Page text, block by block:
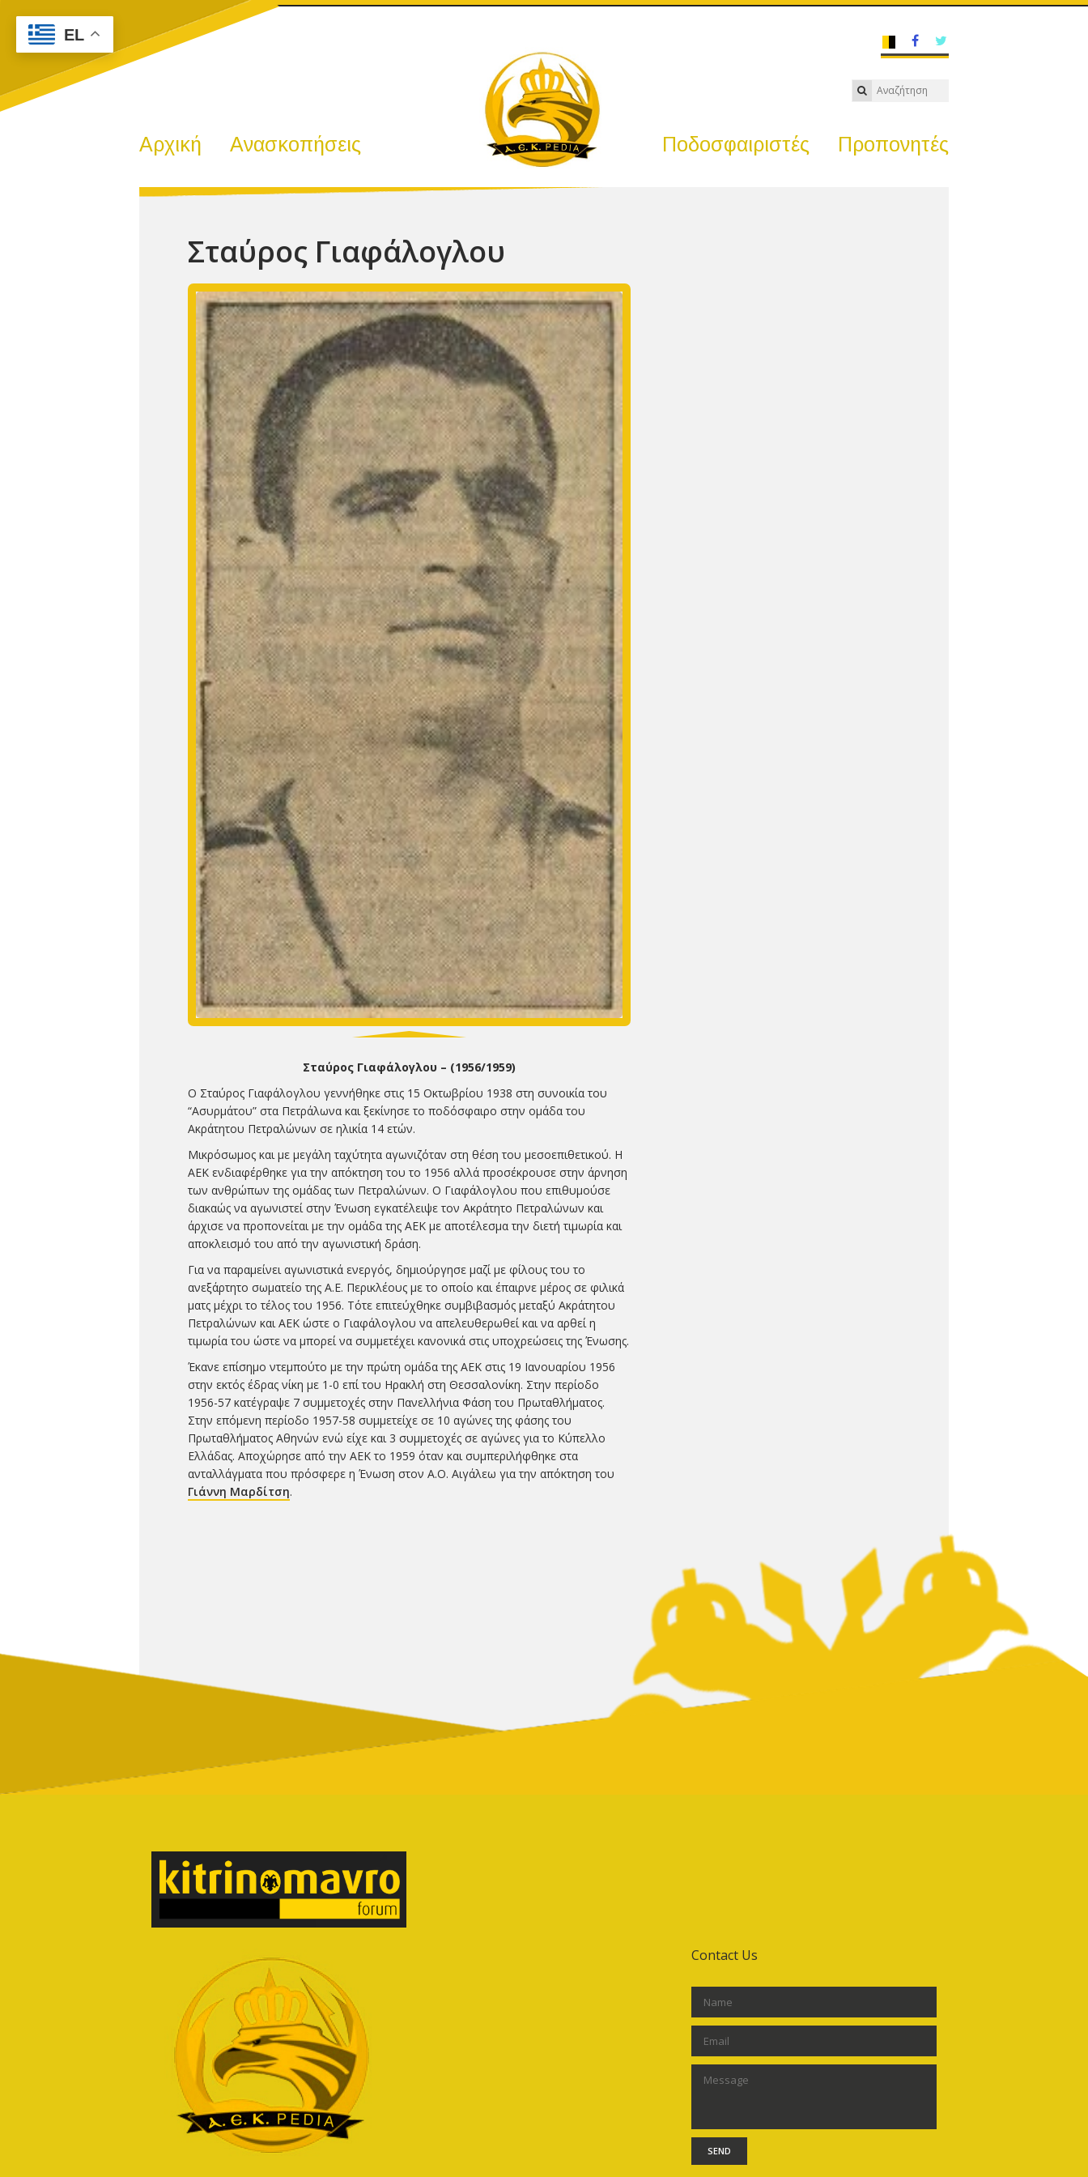
Αρχική Ανασκοπήσεις Προπονητές
Ποδοσφαιριστές
Σταύρος Γιαφάλογλου
Σταύρος Γιαφάλογλου – (1956/1959)
Ο Σταύρος Γιαφάλογλου γεννήθηκε στις 15 Οκτωβρίου 1938 στη συνοικία του
“Ασυρμάτου” στα Πετράλωνα και ξεκίνησε το ποδόσφαιρο στην ομάδα του
Ακράτητου Πετραλώνων σε ηλικία 14 ετών.
Μικρόσωμος και με μεγάλη ταχύτητα αγωνιζόταν στη θέση του μεσοεπιθετικού. Η
ΑΕΚ ενδιαφέρθηκε για την απόκτηση του το 1956 αλλά προσέκρουσε στην άρνηση
των ανθρώπων της ομάδας των Πετραλώνων. Ο Γιαφάλογλου που επιθυμούσε
διακαώς να αγωνιστεί στην Ένωση εγκατέλειψε τον Ακράτητο Πετραλώνων και
άρχισε να προπονείται με την ομάδα της ΑΕΚ με αποτέλεσμα την διετή τιμωρία και
αποκλεισμό του από την αγωνιστική δράση.
Για να παραμείνει αγωνιστικά ενεργός, δημιούργησε μαζί με φίλους του το
ανεξάρτητο σωματείο της Α.Ε. Περικλέους με το οποίο και έπαιρνε μέρος σε φιλικά
ματς μέχρι το τέλος του 1956. Τότε επιτεύχθηκε συμβιβασμός μεταξύ Ακράτητου
Πετραλώνων και ΑΕΚ ώστε ο Γιαφάλογλου να απελευθερωθεί και να αρθεί η
τιμωρία του ώστε να μπορεί να συμμετέχει κανονικά στις υποχρεώσεις της Ένωσης.
Έκανε επίσημο ντεμπούτο με την πρώτη ομάδα της ΑΕΚ στις 19 Ιανουαρίου 1956
στην εκτός έδρας νίκη με 1-0 επί του Ηρακλή στη Θεσσαλονίκη. Στην περίοδο
1956-57 κατέγραψε 7 συμμετοχές στην Πανελλήνια Φάση του Πρωταθλήματος.
Στην επόμενη περίοδο 1957-58 συμμετείχε σε 10 αγώνες της φάσης του
Πρωταθλήματος Αθηνών ενώ είχε και 3 συμμετοχές σε αγώνες για το Κύπελλο
Ελλάδας. Αποχώρησε από την ΑΕΚ το 1959 όταν και συμπεριλήφθηκε στα
ανταλλάγματα που πρόσφερε η Ένωση στον Α.Ο. Αιγάλεω για την απόκτηση του
Γιάννη Μαρδίτση.
Contact Us
SEND
EL